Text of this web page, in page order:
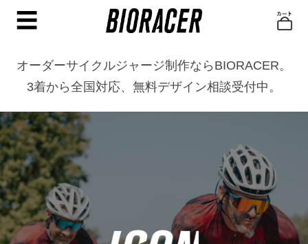
☰
オーダーサイクルジャージ制作ならBIORACER。
3着から全国対応、無料デザイン相談受付中。